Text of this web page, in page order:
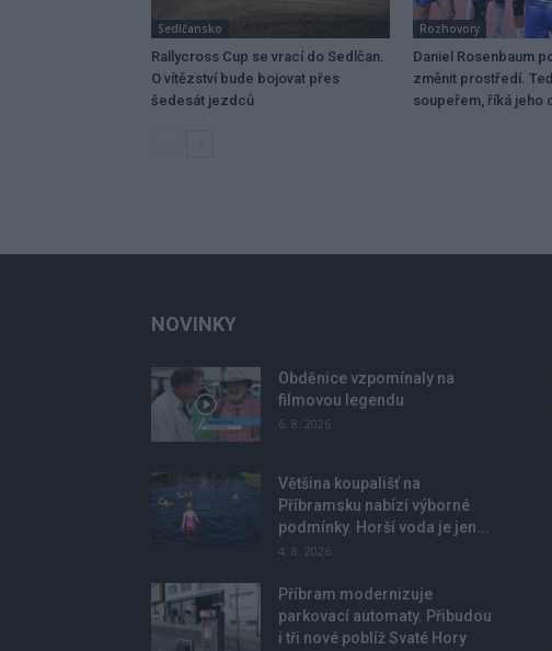
Sedlčansko
Rallycross Cup se vrací do Sedlčan.
O vítězství bude bojovat přes
šedesát jezdců
Rozhovory
Daniel Rosenbaum
změnit prostředí.
soupeřem, říká jeho
NOVINKY
Obděnice vzpomínaly na
filmovou legendu
6. 8. 2026
Většina koupališť na
Příbramsku nabízí výborné
podmínky. Horší voda je jen...
4. 8. 2026
Příbram modernizuje
parkovací automaty. Přibudou
i tři nové poblíž Svaté Hory